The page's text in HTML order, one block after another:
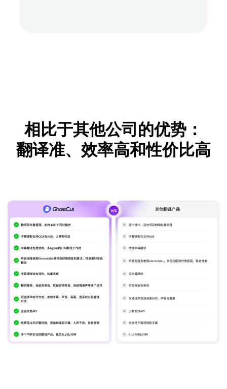
相比于其他公司的优势：
翻译准、效率高和性价比高